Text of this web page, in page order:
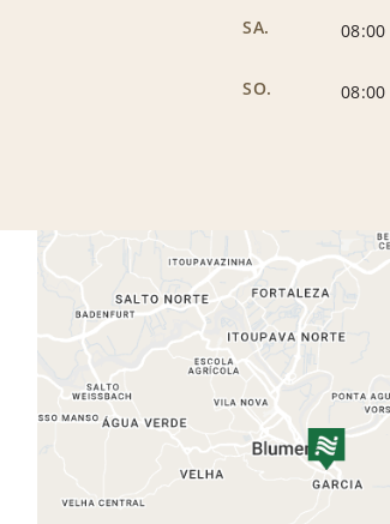
SA. 08:00
SO. 08:00